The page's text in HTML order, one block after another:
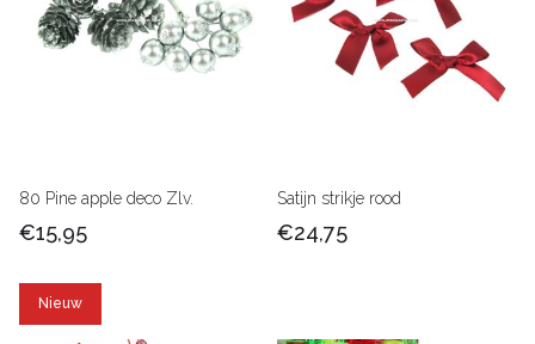
80 Pine apple deco Zlv.
€15,95
Satijn strikje rood
€24,75
Nieuw